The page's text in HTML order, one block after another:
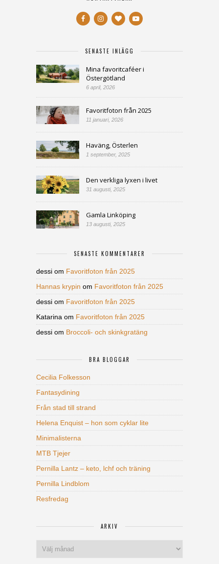
SENASTE INLÄGG
Mina favoritcaféer i
Östergötland
6 april, 2026
Favoritfoton från 2025
11 januari, 2026
Haväng, Österlen
1 september, 2025
Den verkliga lyxen i livet
31 augusti, 2025
Gamla Linköping
13 augusti, 2025
SENASTE KOMMENTARER
dessi om Favoritfoton från 2025
Hannas krypin om Favoritfoton från 2025
dessi om Favoritfoton från 2025
Katarina om Favoritfoton från 2025
dessi om Broccoli- och skinkgratäng
BRA BLOGGAR
Cecilia Folkesson
Fantasydining
Från stad till strand
Helena Enquist – hon som cyklar lite
Minimalisterna
MTB Tjejer
Pernilla Lantz – keto, lchf och träning
Pernilla Lindblom
Resfredag
ARKIV